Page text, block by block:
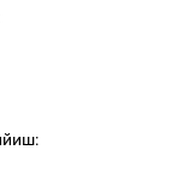
: